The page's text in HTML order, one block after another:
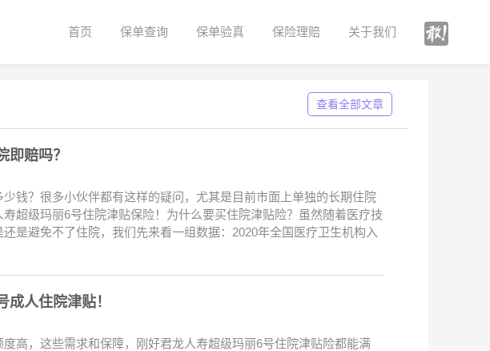
首页 保单查询 保单验真 保险理赔 关于我们
查看全部文章
赔吗？
钱？很多小伙伴都有这样的疑问，尤其是目前市面上单独的长期住院
超级玛丽6号住院津贴保险！为什么要买住院津贴险？虽然随着医疗技
是避免不了住院，我们先来看一组数据：2020年全国医疗卫生机构入
人住院津贴！
高，这些需求和保障，刚好君龙人寿超级玛丽6号住院津贴险都能满